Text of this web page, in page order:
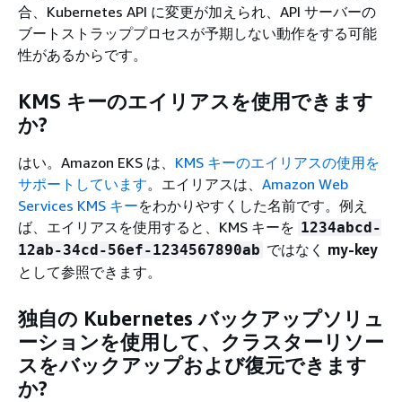
合、Kubernetes API に変更が加えられ、API サーバーの
ブートストラッププロセスが予期しない動作をする可能
性があるからです。
KMS キーのエイリアスを使用できます
か?
はい。Amazon EKS は、 KMS キーのエイリアスの使用を
サポートしています。エイリアスは、 Amazon Web
Services KMS キーをわかりやすくした名前です。例え
ば、エイリアスを使用すると、KMS キーを 1234abcd-
12ab-34cd-56ef-1234567890ab ではなく my-key
として参照できます。
独自の Kubernetes バックアップソリュ
ーションを使用して、クラスターリソー
スをバックアップおよび復元できます
か?